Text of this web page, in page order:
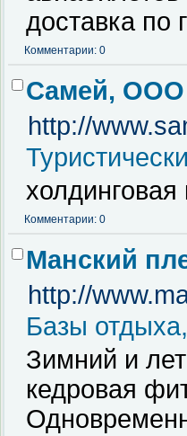
доставка по
Комментарии: 0
Самей, ООО
http://
Комментарии: 0
Манский
http://
Базы
Зимний и
кедровая